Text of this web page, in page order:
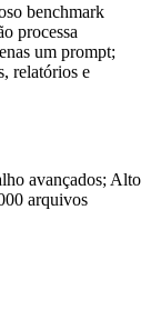
benchmark
processa
um prompt;
relatórios e
avançados; Alto
arquivos